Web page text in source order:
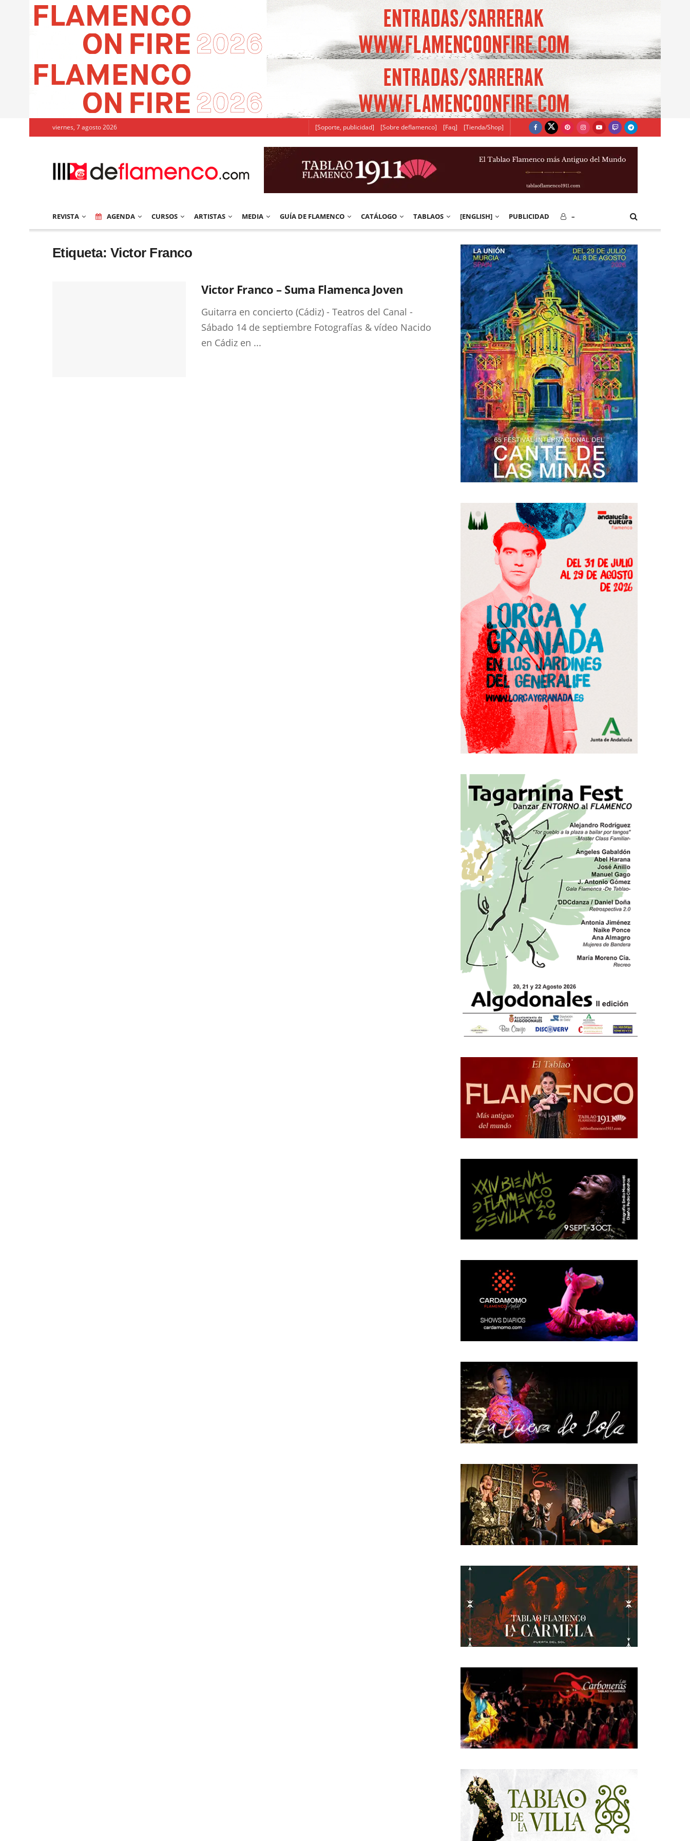
viernes, 7 agosto 2026 [Soporte, publicidad] [Sobre deflamenco] [Faq] [Tienda/Shop]
REVISTA AGENDA CURSOS ARTISTAS MEDIA GUÍA DE FLAMENCO CATÁLOGO TABLAOS [ENGLISH] PUBLICIDAD –
Etiqueta: Victor Franco
Victor Franco – Suma Flamenca Joven
Guitarra en concierto (Cádiz) - Teatros del Canal -
Sábado 14 de septiembre Fotografías & vídeo Nacido
en Cádiz en ...